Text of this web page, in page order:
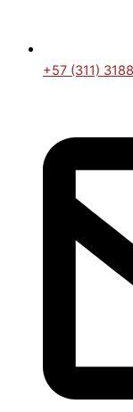
+57 (311)